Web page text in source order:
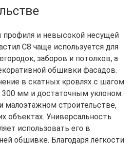
и невысокой несущей
С8 чаще используется для
заборов и потолков, а
обшивки фасадов.
в скатных кровлях с шагом
мм и достаточным уклоном.
малоэтажном строительстве,
объектах. Универсальность
использовать его в
обшивке. Благодаря лёгкости